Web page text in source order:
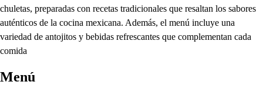
chuletas, preparadas con recetas tradicionales que resaltan los sabores
auténticos de la cocina mexicana. Además, el menú incluye una
variedad de antojitos y bebidas refrescantes que complementan cada
comida
Menú